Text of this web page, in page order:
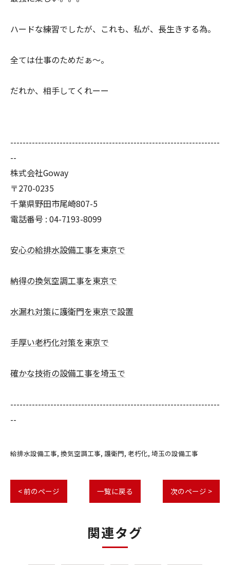
ハードな練習でしたが、これも、私が、長生きする為。
全ては仕事のためだぁ～。
だれか、相手してくれーー
--------------------------------------------------------------------
--
株式会社Goway
〒270-0235
千葉県野田市尾崎807-5
電話番号 : 04-7193-8099
安心の給排水設備工事を東京で
納得の換気空調工事を東京で
水漏れ対策に護衛門を東京で設置
手厚い老朽化対策を東京で
確かな技術の設備工事を埼玉で
--------------------------------------------------------------------
--
給排水設備工事 換気空調工事 護衛門 老朽化 埼玉の設備工事
< 前のページ 一覧に戻る 次のページ >
関連タグ